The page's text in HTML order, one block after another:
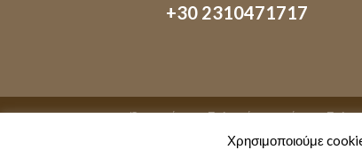
+30 2310471717
Όροι χρήσης Πολιτική απορρήτου
Copyright 2026 ©Fifthelementland
Χρησιμοποιούμε